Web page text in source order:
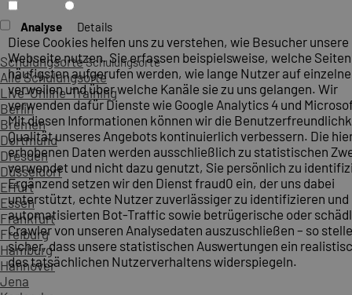
SchulungsorteSchulungsorte
Alle Schulungsorte
Live-Online-Training
Berlin
Bremen
Dortmund
Dresden
Düsseldorf
Erfurt
Essen
Frankfurt
Freiburg
Hamburg
Hannover
Jena
Analyse Details
Diese Cookies helfen uns zu verstehen, wie Besucher unsere
Webseite nutzen. Sie erfassen beispielsweise, welche
häufigsten aufgerufen werden, wie lange Nutzer auf
verweilen und über welche Kanäle sie zu uns gelangen. Wir
verwenden dafür Dienste wie Google Analytics 4 und
Mit diesen Informationen können wir die
Qualität unseres Angebots kontinuierlich verbessern. Die
erhobenen Daten werden ausschließlich zu statistischen
verwendet und nicht dazu genutzt, Sie persönlich zu
Ergänzend setzen wir den Dienst fraud0 ein, der uns dabei
unterstützt, echte Nutzer zuverlässiger zu identifizieren und
automatisierten Bot-Traffic sowie betrügerische oder
Crawler von unseren Analysedaten auszuschließen – so
sicher, dass unsere statistischen Auswertungen ein
des tatsächlichen Nutzerverhaltens widerspiegeln.